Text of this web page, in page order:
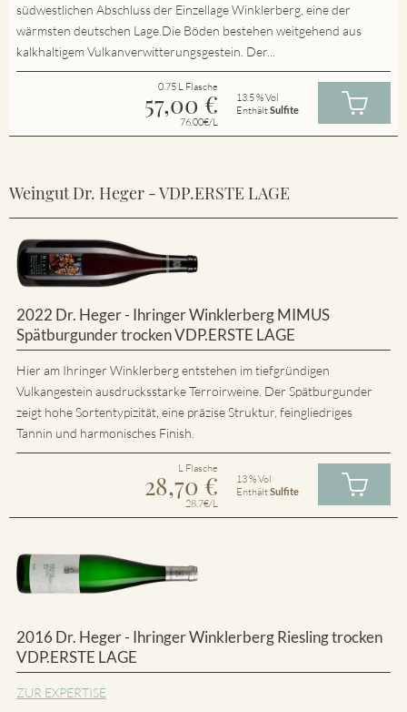
südwestlichen Abschluss der Einzellage Winklerberg, eine der
wärmsten deutschen Lage.Die Böden bestehen weitgehend aus
kalkhaltigem Vulkanverwitterungsgestein. Der...
0.75 L Flasche
57,00 €
76.00€/L
13.5 % Vol
EnthältSulfite
Weingut Dr. Heger - VDP.ERSTE LAGE
2022 Dr. Heger - Ihringer Winklerberg MIMUS
Spätburgunder trocken VDP.ERSTE LAGE
Hier am Ihringer Winklerberg entstehen im tiefgründigen
Vulkangestein ausdrucksstarke Terroirweine. Der Spätburgunder
zeigt hohe Sortentypizität, eine präzise Struktur, feingliedriges
Tannin und harmonisches Finish.
L Flasche
28,70 €
28.7€/L
13 % Vol
EnthältSulfite
2016 Dr. Heger - Ihringer Winklerberg Riesling trocken
VDP.ERSTE LAGE
ZUR EXPERTISE